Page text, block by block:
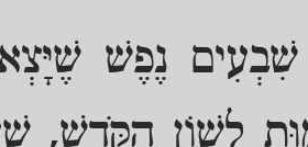
שִׁבְעִים נֶפֶשׁ